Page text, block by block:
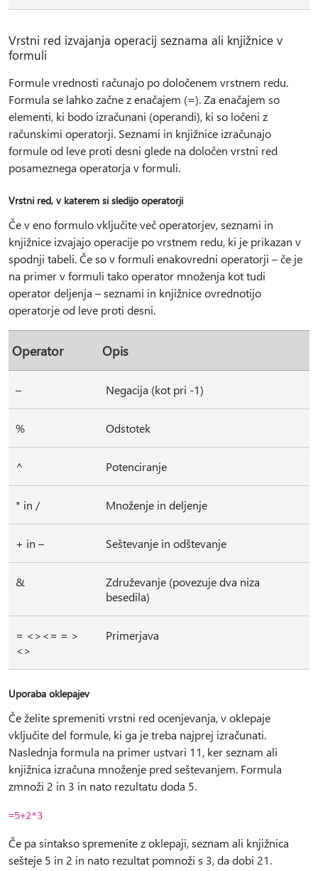
Vrstni red izvajanja operacij seznama ali knjižnice v
formuli
Formule vrednosti računajo po določenem vrstnem redu.
Formula se lahko začne z enačajem (=). Za enačajem so
elementi, ki bodo izračunani (operandi), ki so ločeni z
računskimi operatorji. Seznami in knjižnice izračunajo
formule od leve proti desni glede na določen vrstni red
posameznega operatorja v formuli.
Vrstni red, v katerem si sledijo operatorji
Če v eno formulo vključite več operatorjev, seznami in
knjižnice izvajajo operacije po vrstnem redu, ki je prikazan v
spodnji tabeli. Če so v formuli enakovredni operatorji – če je
na primer v formuli tako operator množenja kot tudi
operator deljenja – seznami in knjižnice ovrednotijo
operatorje od leve proti desni.
Operator Opis
– Negacija (kot pri -1)
% Odstotek
^ Potenciranje
* in / Množenje in deljenje
+ in – Seštevanje in odštevanje
&
Združevanje (povezuje dva niza
besedila)
= <><= = >
<>
Primerjava
Uporaba oklepajev
Če želite spremeniti vrstni red ocenjevanja, v oklepaje
vključite del formule, ki ga je treba najprej izračunati.
Naslednja formula na primer ustvari 11, ker seznam ali
knjižnica izračuna množenje pred seštevanjem. Formula
zmnoži 2 in 3 in nato rezultatu doda 5.
=5+2*3
Če pa sintakso spremenite z oklepaji, seznam ali knjižnica
sešteje 5 in 2 in nato rezultat pomnoži s 3, da dobi 21.